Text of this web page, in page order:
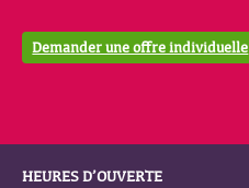
Demander une offre individuelle
HEURES D’OUVERTE